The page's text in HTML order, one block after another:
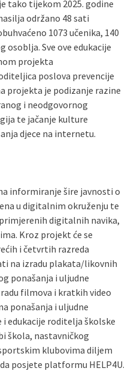
tako tijekom 2025. godine
održano 48 sati
1073 učenika, 140
osoblja. Sve ove edukacije
projekta
poslova prevencije
projekta je podizanje razine
i neodgovornog
te jačanje kulture
djece na internetu.
informiranje šire javnosti o
u digitalnim okruženju te
digitalnih navika,
Kroz projekt će se
i četvrtih razreda
na izradu plakata/likovnih
ponašanja i uljudne
filmova i kratkih video
ponašanja i uljudne
i edukacije roditelja školske
škola, nastavničkog
klubovima diljem
posjete platformu HELP4U.